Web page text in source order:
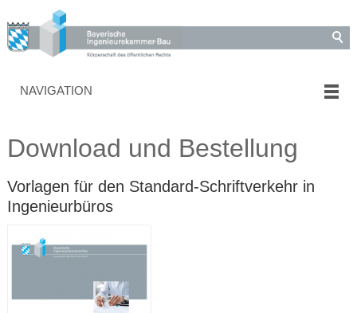
NAVIGATION
Download und Bestellung
Vorlagen für den Standard-Schriftverkehr in
Ingenieurbüros